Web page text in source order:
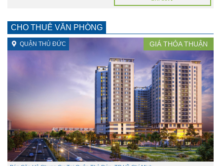
CHO THUÊ VĂN PHÒNG
QUẬN THỦ ĐỨC GIÁ THỎA THUẬN